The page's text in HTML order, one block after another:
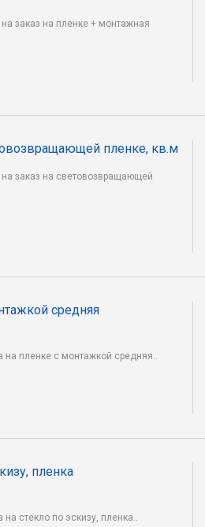
заказ на пленке + монтажная
пленке, кв.м
заказ на световозвращающей
средняя
на пленке с монтажкой средняя..
пленка
стекло по эскизу, пленка..